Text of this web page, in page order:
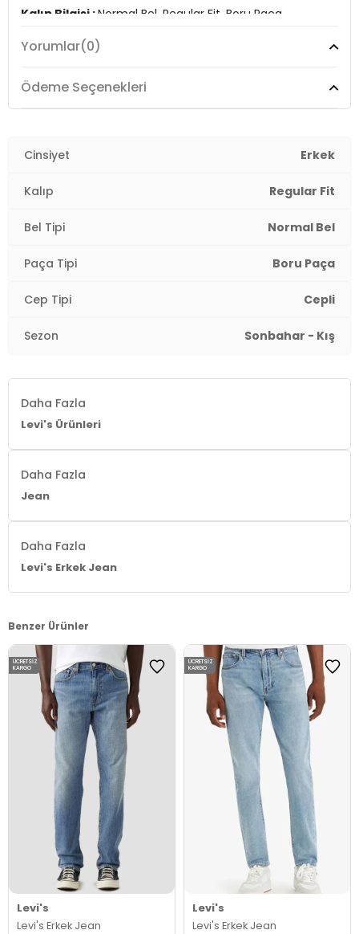
Kalıp Bilgisi :Normal Bel, Regular Fit, Boru Paça
Manken Ölçüsü :
3DE1005013249.42
Yorumlar(0)
Ödeme Seçenekleri
Cinsiyet Erkek
Kalıp Regular Fit
Bel Tipi Normal Bel
Paça Tipi Boru Paça
Cep Tipi Cepli
Sezon Sonbahar - Kış
Daha Fazla
Levi's Ürünleri
Daha Fazla
Jean
Daha Fazla
Levi's Erkek Jean
Benzer Ürünler
Levi's
Levi's Erkek Jean
ÜCRETSIZ
KARGO
Levi's
Levi's Erkek Jean
ÜCRETSIZ
KARGO